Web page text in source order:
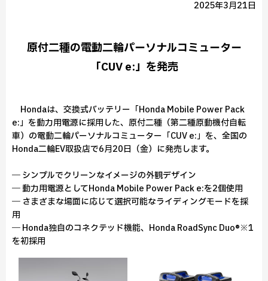
2025年3月21日
原付二種の電動二輪パーソナルコミューター
「CUV e:」を発売
Hondaは、交換式バッテリー「Honda Mobile Power Pack
e:」を動力用電源に採用した、原付二種（第二種原動機付自転
車）の電動二輪パーソナルコミューター「CUV e:」を、全国の
Honda二輪EV取扱店で6月20日（金）に発売します。
― シンプルでクリーンなイメージの外観デザイン
― 動力用電源としてHonda Mobile Power Pack e:を2個使用
― さまざまな場面に応じて選択可能なライディングモードを採
用
― Honda独自のコネクテッド機能、Honda RoadSync Duo®※1
を初採用